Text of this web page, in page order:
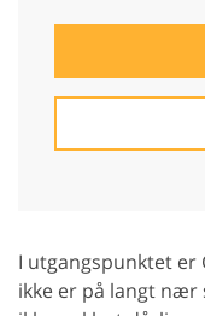
I utgangspunktet er
ikke er på langt nær